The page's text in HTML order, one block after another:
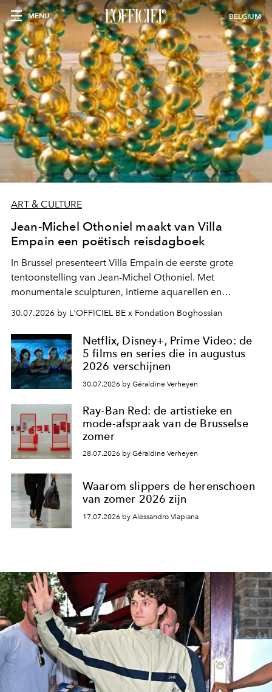
MENU BELGIUM
ART & CULTURE
Jean-Michel Othoniel maakt van Villa
Empain een poëtisch reisdagboek
In Brussel presenteert Villa Empain de eerste grote
tentoonstelling van Jean-Michel Othoniel. Met
monumentale sculpturen, intieme aquarellen en
fonkelend Murano-glas creëert de Franse kunstenaar
een emotionele reis waarin elk werk de herinnering
oproept aan een ontmoeting, een bestemming of een
moment van verwondering.
30.07.2026 by L'OFFICIEL BE x Fondation Boghossian
Netflix, Disney+, Prime Video: de
5 films en series die in augustus
2026 verschijnen
30.07.2026 by Géraldine Verheyen
Ray-Ban Red: de artistieke en
mode-afspraak van de Brusselse
zomer
28.07.2026 by Géraldine Verheyen
Waarom slippers de herenschoen
van zomer 2026 zijn
17.07.2026 by Alessandro Viapiana